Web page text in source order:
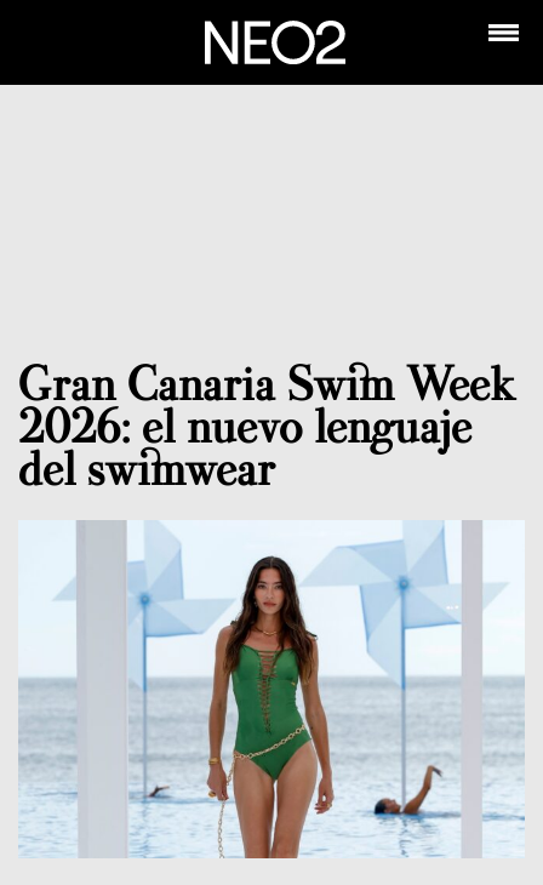
Gran Canaria Swim Week
2026: el nuevo lenguaje
del swimwear